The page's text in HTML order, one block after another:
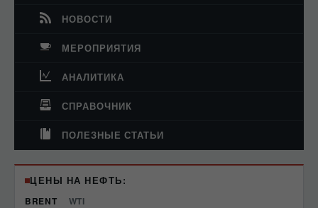
НОВОСТИ
МЕРОПРИЯТИЯ
АНАЛИТИКА
СПРАВОЧНИК
ПОЛЕЗНЫЕ СТАТЬИ
ЦЕНЫ НА НЕФТЬ:
BRENT
WTI